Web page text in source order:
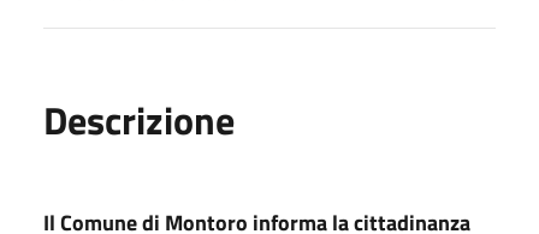
Descrizione
Il Comune di Montoro informa la cittadinanza